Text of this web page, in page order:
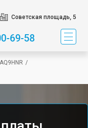
Советская площадь, 5
69-58
/